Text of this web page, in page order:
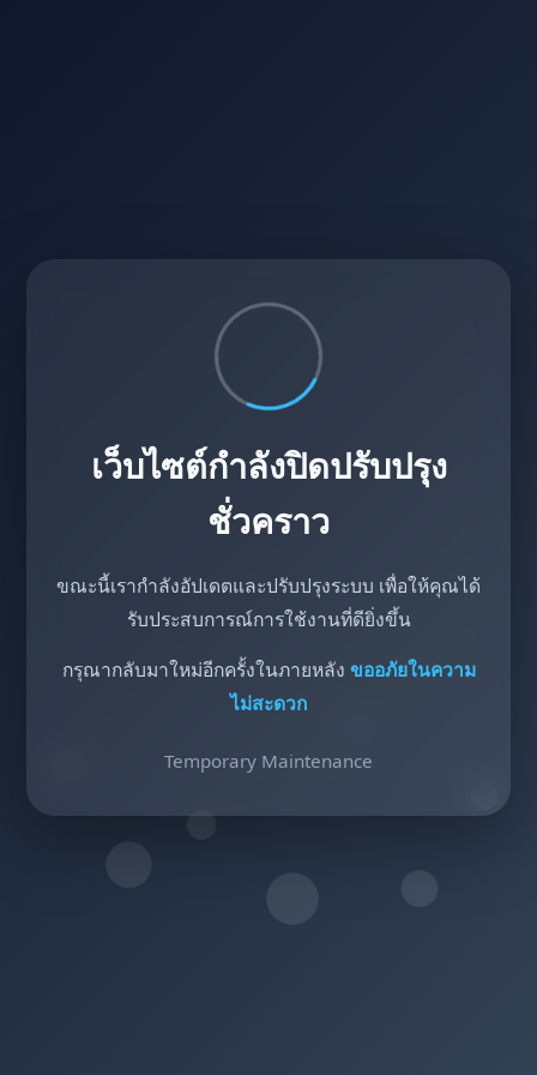
เว็บไซต์กำลังปิดปรับปรุง
ชั่วคราว
ขณะนี้เรากำลังอัปเดตและปรับปรุงระบบ เพื่อให้คุณได้
รับประสบการณ์การใช้งานที่ดียิ่งขึ้น
กรุณากลับมาใหม่อีกครั้งในภายหลัง ขออภัยในความ
ไม่สะดวก
Temporary Maintenance